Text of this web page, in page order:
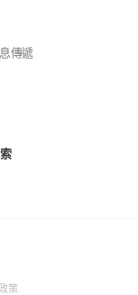
傳遞
策(Open